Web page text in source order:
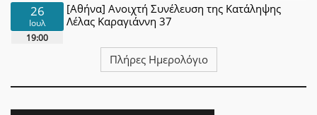
26
Ιουλ
19:00
[Αθήνα] Ανοιχτή Συνέλευση της Κατάληψης
Λέλας Καραγιάννη 37
Πλήρες Ημερολόγιο